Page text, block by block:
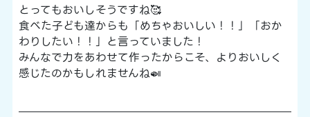
とってもおいしそうですね🥰
食べた子ども達からも「めちゃおいしい！！」「おか
わりしたい！！」と言っていました！
みんなで力をあわせて作ったからこそ、よりおいしく
感じたのかもしれませんね🍛